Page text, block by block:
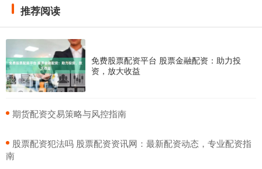
推荐阅读
免费股票配资平台 股票金融配资：助力投
资，放大收益
​期货配资交易策略与风控指南
​股票配资犯法吗 股票配资资讯网：最新配资动态，专业配资指
南